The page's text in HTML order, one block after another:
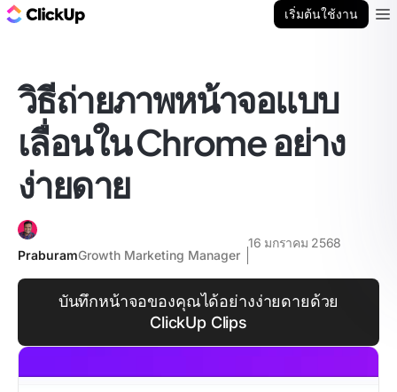
เริ่มต้นใช้งาน
วิธีถ่ายภาพหน้าจอแบบ
เลื่อนใน Chrome อย่าง
ง่ายดาย
PraburamGrowth Marketing Manager
16 มกราคม 2568
บันทึกหน้าจอของคุณได้อย่างง่ายดายด้วย
ClickUp Clips